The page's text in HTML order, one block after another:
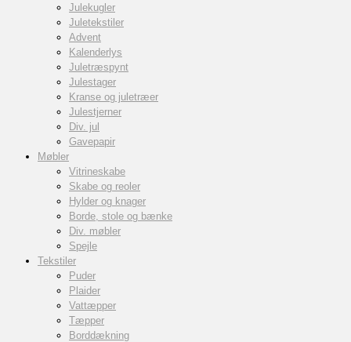
Julekugler
Juletekstiler
Advent
Kalenderlys
Juletræspynt
Julestager
Kranse og juletræer
Julestjerner
Div. jul
Gavepapir
Møbler
Vitrineskabe
Skabe og reoler
Hylder og knager
Borde, stole og bænke
Div. møbler
Spejle
Tekstiler
Puder
Plaider
Vattæpper
Tæpper
Borddækning